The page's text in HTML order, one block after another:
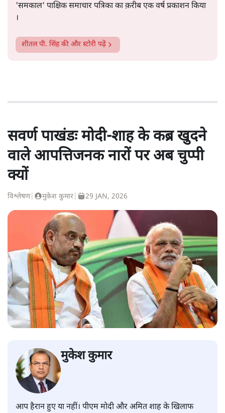
'समकाल' पाक्षिक समाचार पत्रिका का क़रीब एक वर्ष प्रकाशन किया
।
शीतल पी. सिंहकी और स्टोरी पढ़ें
सवर्ण पाखंडः मोदी-शाह के कब्र खुदने
वाले आपत्तिजनक नारों पर अब चुप्पी
क्यों
विश्लेषण| मुकेश कुमार 29 JAN, 2026
मुकेश कुमार
आप हैरान हुए या नहीं। पीएम मोदी और अमित शाह के खिलाफ